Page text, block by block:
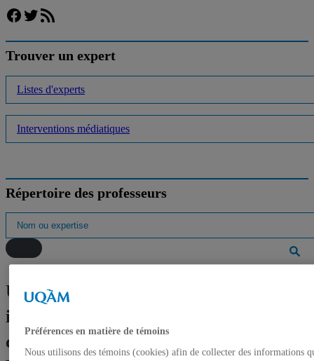
Facebook
Twitter
Flux RSS
Trouver un expert
Listes d'experts
Interventions médiatiques
Répertoire des professeurs
Une première en 10 ans: l’UQAM
inaugure un nouveau pavillon
consacré à l’entrepreneuriat et à
Préférences en matière de témoins
Nous utilisons des témoins (cookies) afin de collecter des informations